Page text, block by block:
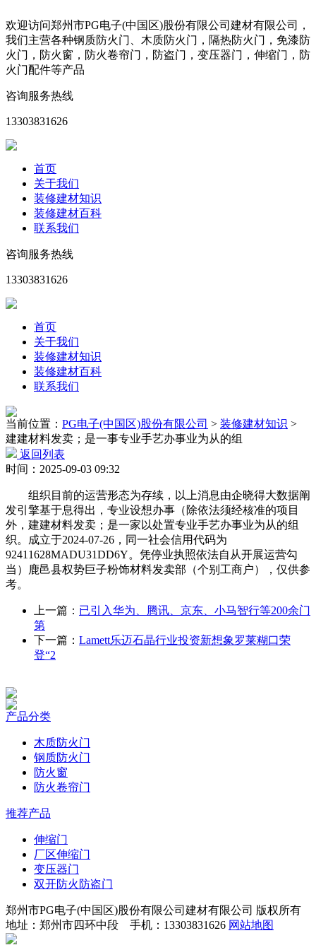
欢迎访问郑州市PG电子(中国区)股份有限公司建材有限公司，
我们主营各种钢质防火门、木质防火门，隔热防火门，免漆防
火门，防火窗，防火卷帘门，防盗门，变压器门，伸缩门，防
火门配件等产品
咨询服务热线
13303831626
首页
关于我们
装修建材知识
装修建材百科
联系我们
咨询服务热线
13303831626
首页
关于我们
装修建材知识
装修建材百科
联系我们
当前位置： PG电子(中国区)股份有限公司 > 装修建材知识 >
建建材料发卖；是一事专业手艺办事业为从的组
返回列表
时间：2025-09-03 09:32
组织目前的运营形态为存续，以上消息由企晓得大数据阐
发引擎基于息得出，专业设想办事（除依法须经核准的项目
外，建建材料发卖；是一家以处置专业手艺办事业为从的组
织。成立于2024-07-26，同一社会信用代码为
92411628MADU31DD6Y。凭停业执照依法自从开展运营勾
当）鹿邑县权势巨子粉饰材料发卖部（个别工商户），仅供参
考。
上一篇： 已引入华为、腾讯、京东、小马智行等200余门
第
下一篇： Lamett乐迈石晶行业投资新想象罗莱糊口荣
登“2
产品分类
木质防火门
钢质防火门
防火窗
防火卷帘门
推荐产品
伸缩门
厂区伸缩门
变压器门
双开防火防盗门
郑州市PG电子(中国区)股份有限公司建材有限公司 版权所有
地址：郑州市四环中段 手机：13303831626 网站地图